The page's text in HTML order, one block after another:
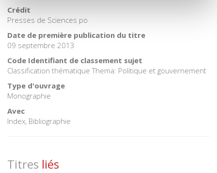
Crédit
Presses de Sciences po
Date de première publication du titre
09 septembre 2013
Code Identifiant de classement sujet
Classification thématique Thema: Politique et gouvernement
Type d'ouvrage
Monographie
Avec
Index, Bibliographie
Titres liés